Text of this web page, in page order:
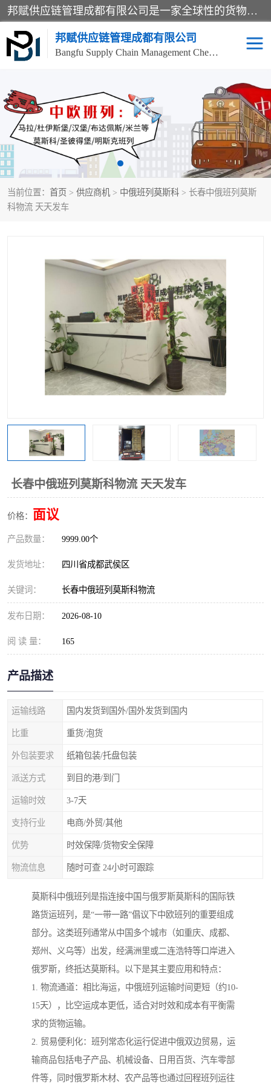
邦赋供应链管理成都有限公司是一家全球性的货物运输代理公司，主要从事：波兰中欧班列、德国中欧班列、出口莫斯科班列、中欧班列进口、蓉欧铁路、成都出口空运等业务，同时亦提供报关、报检、仓储、码头操作等服务。
邦赋供应链管理成都有限公司
Bangfu Supply Chain Management Chengdu Co.,LTD
当前位置： 首页 > 供应商机 > 中俄班列莫斯科 > 长春中俄班列莫斯
科物流 天天发车
长春中俄班列莫斯科物流 天天发车
价格： 面议
产品数量： 9999.00个
发货地址： 四川省成都武侯区
关键词： 长春中俄班列莫斯科物流
发布日期： 2026-08-10
阅 读 量： 165
产品描述
运输线路 国内发货到国外/国外发货到国内
比重 重货/泡货
外包装要求 纸箱包装/托盘包装
派送方式 到目的港/到门
运输时效 3-7天
支持行业 电商/外贸/其他
优势 时效保障/货物安全保障
物流信息 随时可查 24小时可跟踪
莫斯科中俄班列是指连接中国与俄罗斯莫斯科的国际铁
路货运班列，是“一带一路”倡议下中欧班列的重要组成
部分。这类班列通常从中国多个城市（如重庆、成都、
郑州、义乌等）出发，经满洲里或二连浩特等口岸进入
俄罗斯，终抵达莫斯科。以下是其主要应用和特点：
1. 物流通道：相比海运，中俄班列运输时间更短（约10-
15天），比空运成本更低，适合对时效和成本有平衡需
求的货物运输。
2. 贸易便利化：班列常态化运行促进中俄双边贸易，运
输商品包括电子产品、机械设备、日用百货、汽车零部
件等，同时俄罗斯木材、农产品等也通过回程班列运往
进出口门到门 成都中欧班列
国际汽运 国际空运
食品进口物流清关 南美海运
中欧班列进口红酒啤酒
蓉欧班列进口机械设备 马来西亚物流
东南亚铁路 铁路出口拼箱/整柜
中俄班列莫斯科